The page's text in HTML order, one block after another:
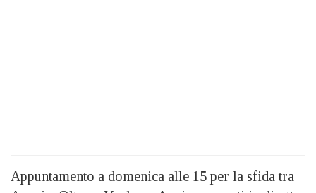
Appuntamento a domenica alle 15 per la sfida tra